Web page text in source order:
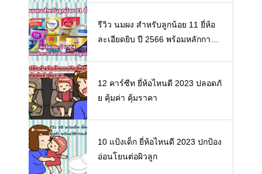
รีวิว นมผง สำหรับลูกน้อย 11 ยี่ห้อ
ละเอียดยิบ ปี 2566 พร้อมหลักการเ
12 คาร์ซีท ยี่ห้อไหนดี 2023 ปลอดภั
ย คุ้มค่า คุ้มราคา
10 แป้งเด็ก ยี่ห้อไหนดี 2023 ปกป้อง
อ่อนโยนต่อผิวลูก